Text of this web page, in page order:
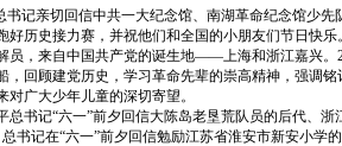
书记亲切回信中共一大纪念馆、南湖革命纪念馆少
历史接力赛，并祝他们和全国的小朋友们节日快乐。
员，来自中国共产党的诞生地——上海和浙江嘉兴
回顾建党历史，学习革命先辈的崇高精神，强调铭
广大少年儿童的深切寄望。
总书记“六一”前夕回信大陈岛老垦荒队员的后代、
书记在“六一”前夕回信勉励江苏省淮安市新安小